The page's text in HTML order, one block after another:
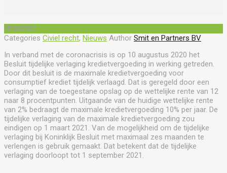
25feb2021
Categories Civiel recht, Nieuws Author Smit en Partners BV
In verband met de coronacrisis is op 10 augustus 2020 het
Besluit tijdelijke verlaging kredietvergoeding in werking getreden.
Door dit besluit is de maximale kredietvergoeding voor
consumptief krediet tijdelijk verlaagd. Dat is geregeld door een
verlaging van de toegestane opslag op de wettelijke rente van 12
naar 8 procentpunten. Uitgaande van de huidige wettelijke rente
van 2% bedraagt de maximale kredietvergoeding 10% per jaar. De
tijdelijke verlaging van de maximale kredietvergoeding zou
eindigen op 1 maart 2021. Van de mogelijkheid om de tijdelijke
verlaging bij Koninklijk Besluit met maximaal zes maanden te
verlengen is gebruik gemaakt. Dat betekent dat de tijdelijke
verlaging doorloopt tot 1 september 2021.